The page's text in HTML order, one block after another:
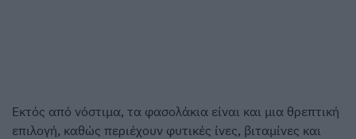
Εκτός από νόστιμα, τα φασολάκια είναι και μια θρεπτική
επιλογή, καθώς περιέχουν φυτικές ίνες, βιταμίνες και